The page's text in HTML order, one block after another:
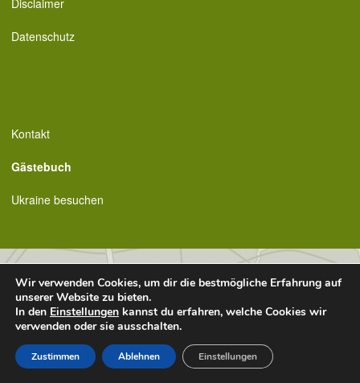
Disclaimer
Datenschutz
Kontakt
Gästebuch
Ukraine besuchen
Wir verwenden Cookies, um dir die bestmögliche Erfahrung auf
unserer Website zu bieten.
In den Einstellungen kannst du erfahren, welche Cookies wir
verwenden oder sie ausschalten.
Zustimmen Ablehnen Einstellungen